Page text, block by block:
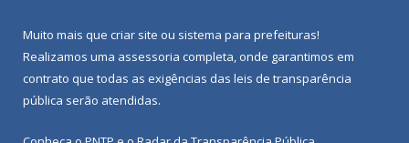
Muito mais que criar site ou sistema para prefeituras!
Realizamos uma assessoria completa, onde garantimos em
contrato que todas as exigências das leis de transparência
pública serão atendidas.